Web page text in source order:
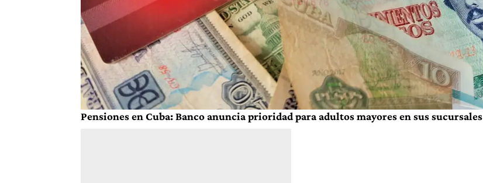
Pensiones en Cuba: Banco anuncia prioridad para adultos mayores en sus sucursales